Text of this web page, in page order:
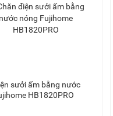
sưởi ấm bằng nước
HB1820PRO